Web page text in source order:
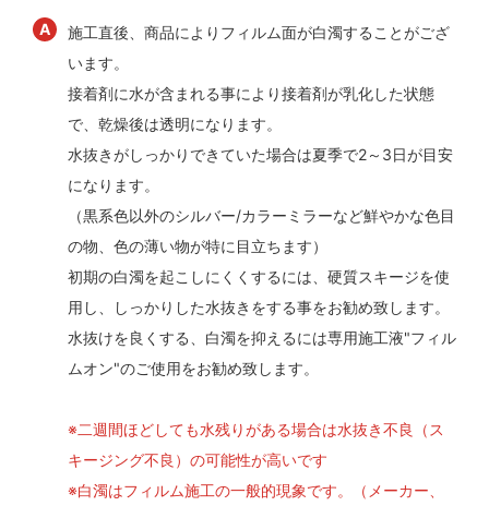
施工直後、商品によりフィルム面が白濁することがござ
います。
接着剤に水が含まれる事により接着剤が乳化した状態
で、乾燥後は透明になります。
水抜きがしっかりできていた場合は夏季で2～3日が目安
になります。
（黒系色以外のシルバー/カラーミラーなど鮮やかな色目
の物、色の薄い物が特に目立ちます）
初期の白濁を起こしにくくするには、硬質スキージを使
用し、しっかりした水抜きをする事をお勧め致します。
水抜けを良くする、白濁を抑えるには専用施工液"フィル
ムオン"のご使用をお勧め致します。
※二週間ほどしても水残りがある場合は水抜き不良（ス
キージング不良）の可能性が高いです
※白濁はフィルム施工の一般的現象です。（メーカー、